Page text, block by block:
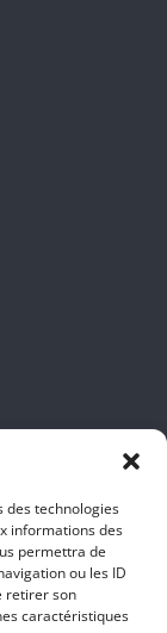
des technologies
informations des
permettra de
ou les ID
retirer son
caractéristiques